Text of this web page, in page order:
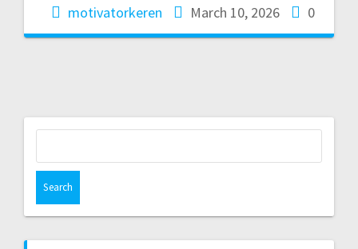
motivatorkeren March 10, 2026 0